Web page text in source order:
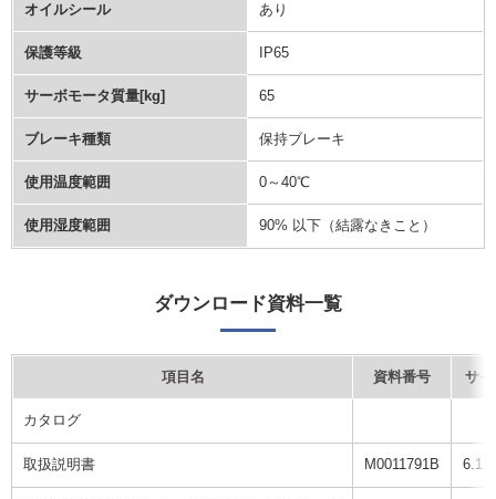
オイルシール あり
保護等級 IP65
サーボモータ質量[kg] 65
ブレーキ種類 保持ブレーキ
使用温度範囲 0～40℃
使用湿度範囲 90% 以下（結露なきこと）
ダウンロード資料一覧
項目名 資料番号 サイ
カタログ
取扱説明書 M0011791B 6.1